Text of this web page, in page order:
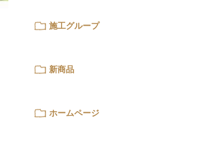
施工グループ
新商品
ホームページ